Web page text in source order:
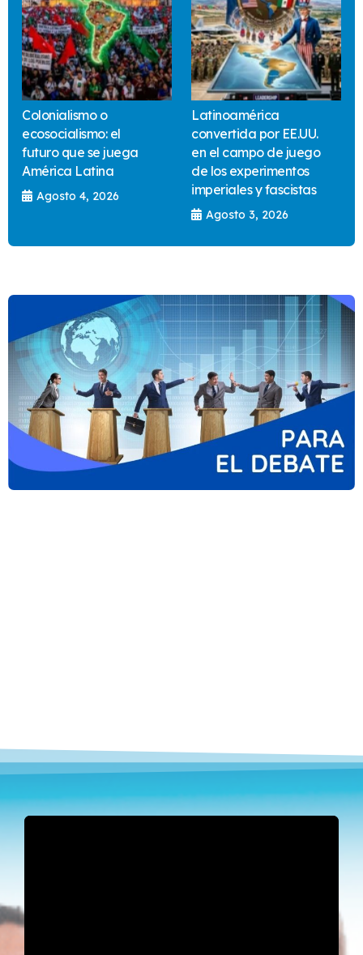
Colonialismo o
ecosocialismo: el
futuro que se juega
América Latina
Agosto 4, 2026
Latinoamérica
convertida por EE.UU.
en el campo de juego
de los experimentos
imperiales y fascistas
Agosto 3, 2026